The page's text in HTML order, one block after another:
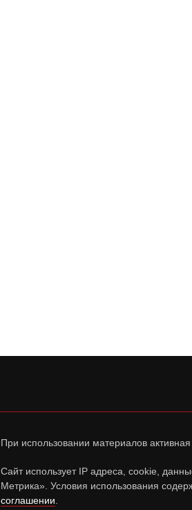
При использовании материалов
Сайт использует IP адреса, cookie,
Метрика». Условия использования
соглашении